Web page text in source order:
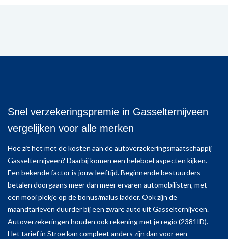
Snel verzekeringspremie in Gasselternijveen
vergelijken voor alle merken
Hoe zit het met de kosten aan de autoverzekeringsmaatschappij
Gasselternijveen? Daarbij komen een heleboel aspecten kijken.
Een bekende factor is jouw leeftijd. Beginnende bestuurders
betalen doorgaans meer dan meer ervaren automobilisten, met
een mooi plekje op de bonus/malus ladder. Ook zijn de
maandtarieven duurder bij een zware auto uit Gasselternijveen.
Autoverzekeringen houden ook rekening met je regio (2381ID).
Het tarief in Stroe kan compleet anders zijn dan voor een